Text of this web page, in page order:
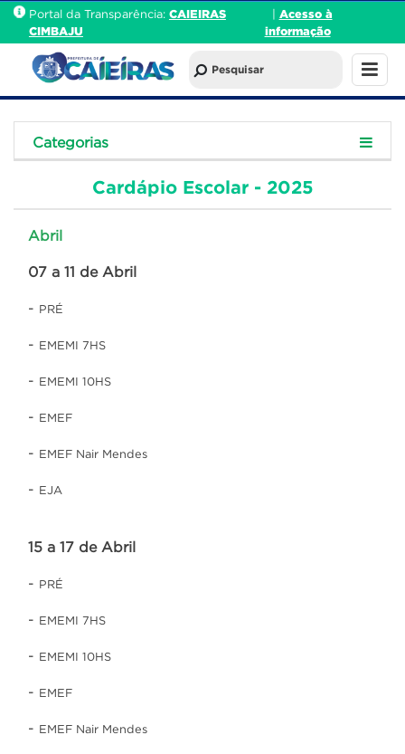
Portal da Transparência: CAIEIRAS
CIMBAJU
Acesso à
informação
Categorias
Cardápio Escolar - 2025
Abril
07 a 11 de Abril
- PRÉ
- EMEMI 7HS
- EMEMI 10HS
- EMEF
- EMEF Nair Mendes
- EJA
15 a 17 de Abril
- PRÉ
- EMEMI 7HS
- EMEMI 10HS
- EMEF
- EMEF Nair Mendes